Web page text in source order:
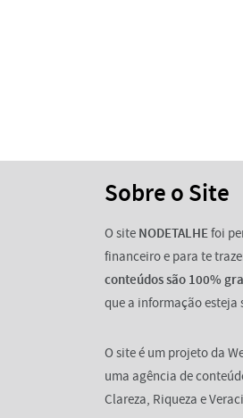
Sobre o Site
O site NODETALHEfoi
financeiro e para te
conteúdos são 100%
que a informação esteja
O site é um projeto da
uma agência de
Clareza, Riqueza e